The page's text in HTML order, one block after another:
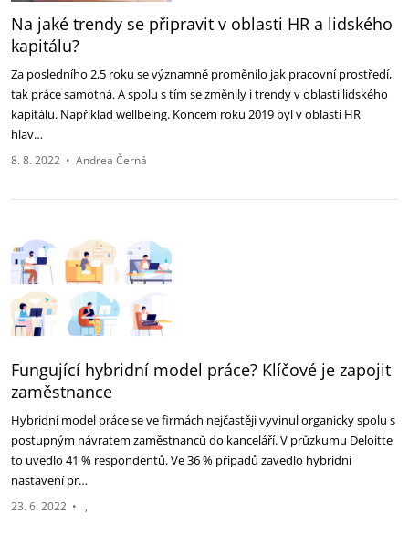
Na jaké trendy se připravit v oblasti HR a lidského
kapitálu?
Za posledního 2,5 roku se významně proměnilo jak pracovní prostředí,
tak práce samotná. A spolu s tím se změnily i trendy v oblasti lidského
kapitálu. Například wellbeing. Koncem roku 2019 byl v oblasti HR
hlav…
8. 8. 2022 • Andrea Černá
Fungující hybridní model práce? Klíčové je zapojit
zaměstnance
Hybridní model práce se ve firmách nejčastěji vyvinul organicky spolu s
postupným návratem zaměstnanců do kanceláří. V průzkumu Deloitte
to uvedlo 41 % respondentů. Ve 36 % případů zavedlo hybridní
nastavení pr…
23. 6. 2022 •